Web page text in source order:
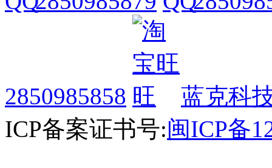
2850985858
蓝克科
ICP备案证书号:闽ICP备